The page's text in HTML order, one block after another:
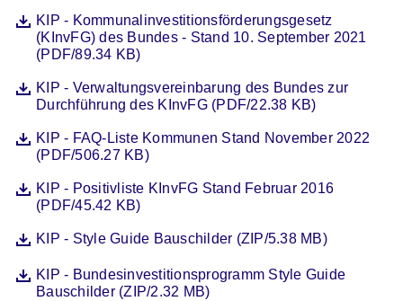
DateiKIP - Kommunalinvestitionsförderungsgesetz
(KInvFG) des Bundes - Stand 10. September 2021
(PDF/89.34 KB)
Öffnet sich in einem neuen Fenster
DateiKIP - Verwaltungsvereinbarung des Bundes zur
Durchführung des KInvFG (PDF/22.38 KB)
Öffnet sich in einem neuen Fenster
DateiKIP - FAQ-Liste Kommunen Stand November 2022
(PDF/506.27 KB)
Öffnet sich in einem neuen Fenster
DateiKIP - Positivliste KInvFG Stand Februar 2016
(PDF/45.42 KB)
Öffnet sich in einem neuen Fenster
DateiKIP - Style Guide Bauschilder (ZIP/5.38 MB)
Öffnet sich in einem neuen Fenster
DateiKIP - Bundesinvestitionsprogramm Style Guide
Bauschilder (ZIP/2.32 MB)
Öffnet sich in einem neuen Fenster